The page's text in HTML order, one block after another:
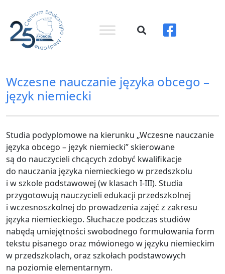
Wczesne nauczanie języka obcego –
język niemiecki
Studia podyplomowe na kierunku „Wczesne nauczanie
języka obcego – język niemiecki” skierowane
są do nauczycieli chcących zdobyć kwalifikacje
do nauczania języka niemieckiego w przedszkolu
i w szkole podstawowej (w klasach I-III). Studia
przygotowują nauczycieli edukacji przedszkolnej
i wczesnoszkolnej do prowadzenia zajęć z zakresu
języka niemieckiego. Słuchacze podczas studiów
nabędą umiejętności swobodnego formułowania form
tekstu pisanego oraz mówionego w języku niemieckim
w przedszkolach, oraz szkołach podstawowych
na poziomie elementarnym.